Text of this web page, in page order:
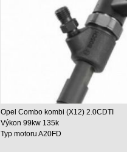
Opel Combo kombi (X12) 2.0CDTI
Výkon 99kw 135k
Typ motoru A20FD